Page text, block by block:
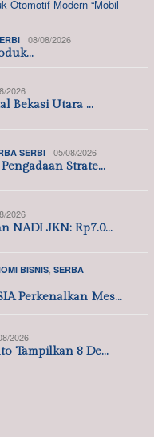
08/08/2026
2026
Bekasi Utara …
SERBI 05/08/2026
Strate…
2026
NADI JKN: Rp7.0…
BISNIS SERBA
Perkenalkan Mes…
2026
Tampilkan 8 De…